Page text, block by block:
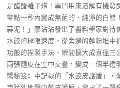
是醋酸離子炮！專門用來溶解有機發
零點一秒內變成無菌的、純淨的白醋
蒜泥！」廖沾沾發出了醬料學家對待
水餃的極限速度，從旁邊的麵粉堆中
功般的捏製手法，瞬間擴大成直徑三
兩張麵皮在空中交疊，變成一個半透
醬秘笈》中記載的「水餃皮護盾」，